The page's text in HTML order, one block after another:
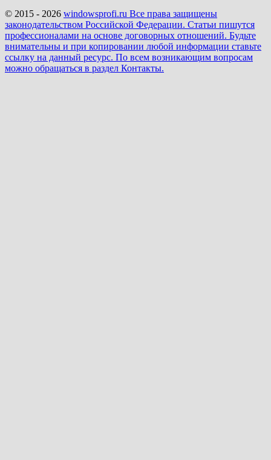
© 2015 - 2026 windowsprofi.ru Все права защищены
законодательством Российской Федерации. Статьи пишутся
профессионалами на основе договорных отношений. Будьте
внимательны и при копировании любой информации ставьте
ссылку на данный ресурс. По всем возникающим вопросам
можно обращаться в раздел Контакты.